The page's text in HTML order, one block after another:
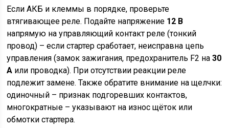
Если АКБ и клеммы в порядке, проверьте
втягивающее реле. Подайте напряжение 12 В
напрямую на управляющий контакт реле (тонкий
провод) – если стартер сработает, неисправна цепь
управления (замок зажигания, предохранитель F2 на30
А или проводка). При отсутствии реакции реле
подлежит замене. Также обратите внимание на щелчки:
одиночный – признак подгоревших контактов,
многократные – указывают на износ щёток или
обмотки стартера.